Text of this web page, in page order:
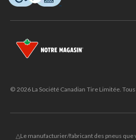
© 2026 La Société Canadian Tire Limitée.
△Le manufacturier/fabricant des pneus que